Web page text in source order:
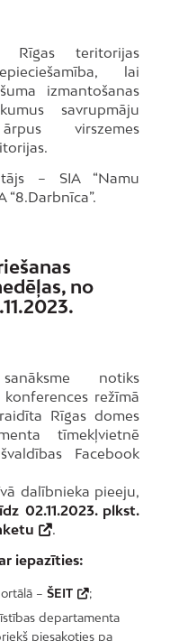
Rīgas teritorijas
lai
izmantošanas
savrupmāju
virszemes
– SIA “Namu
“8.Darbnīca”.
no
notiks
režīmā
Rīgas domes
tīmekļvietnē
Facebook
dalībnieka pieeju,
02.11.2023. plkst.
.
iepazīties:
– ŠEIT
;
departamenta
piesakoties pa